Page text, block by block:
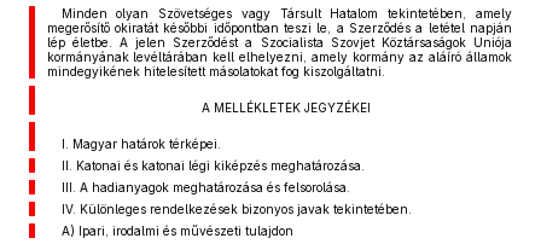
Minden olyan Szövetséges vagy Társult Hatalom tekintetében, amely
megerősítő okiratát későbbi időpontban teszi le, a Szerződés a letétel napján
lép életbe. A jelen Szerződést a Szocialista Szovjet Köztársaságok Uniója
kormányának levéltárában kell elhelyezni, amely kormány az aláíró államok
mindegyikének hitelesített másolatokat fog kiszolgáltatni.
A MELLÉKLETEK JEGYZÉKEI
I. Magyar határok térképei.
II. Katonai és katonai légi kiképzés meghatározása.
III. A hadianyagok meghatározása és felsorolása.
IV. Különleges rendelkezések bizonyos javak tekintetében.
A) Ipari, irodalmi és művészeti tulajdon